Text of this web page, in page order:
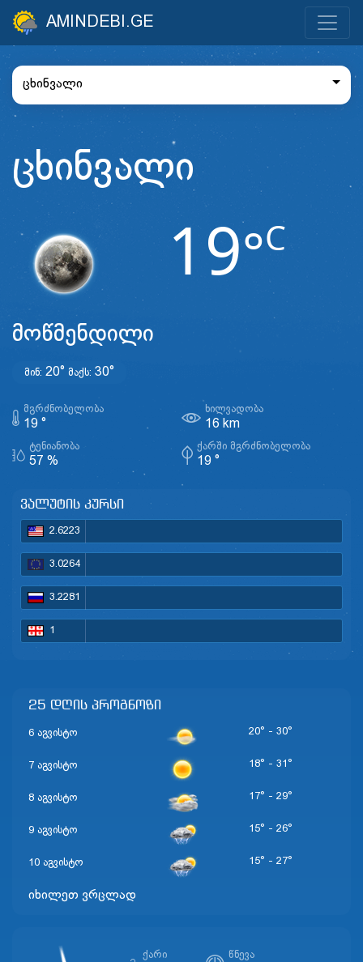
AMINDEBI.GE
ცხინვალი
ცხინვალი
19°C
მოწმენდილი
მინ: 20° მაქს: 30°
ᲛᲒᲠᲫᲜᲝᲑᲔᲚᲝᲑᲐ
19 °
ᲮᲘᲚᲕᲐᲓᲝᲑᲐ
16 km
ᲢᲔᲜᲘᲐᲜᲝᲑᲐ
57 %
ᲥᲐᲠᲨᲘ ᲛᲒᲠᲫᲜᲝᲑᲔᲚᲝᲑᲐ
19 °
ვალუტის კურსი
2.6223
3.0264
3.2281
1
25 დღის პროგნოზი
6 აგვისტო 20° - 30°
7 აგვისტო 18° - 31°
8 აგვისტო 17° - 29°
9 აგვისტო 15° - 26°
10 აგვისტო 15° - 27°
იხილეთ ვრცლად
ᲥᲐᲠᲘ ᲬᲜᲔᲕᲐ